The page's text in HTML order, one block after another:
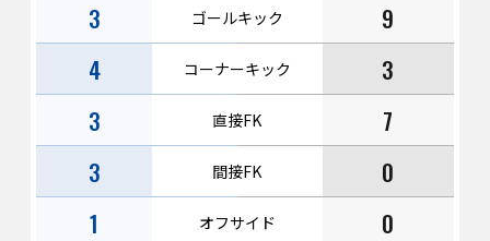
3
4
3
3
1
ゴールキック 9
コーナーキック 3
直接FK 7
間接FK 0
オフサイド 0